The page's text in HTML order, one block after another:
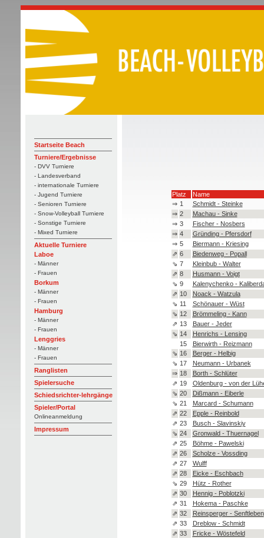
Startseite Beach
Turniere/Ergebnisse
- DVV Turniere
- Landesverband
- internationale Turniere
- Jugend Turniere
- Senioren Turniere
- Snow-Volleyball Turniere
- Sonstige Turniere
- Mixed Turniere
Aktuelle Turniere
Laboe
- Männer
- Frauen
Borkum
- Männer
- Frauen
Hamburg
- Männer
- Frauen
Lenggries
- Männer
- Frauen
Ranglisten
Spielersuche
Schiedsrichter-lehrgänge
Spieler/Portal
Onlineanmeldung
Impressum
Platz
Name
⇒ 1
Schmidt - Steinke
⇒ 2
Machau - Sinke
⇒ 3
Fischer - Nosbers
⇒ 4
Gründing - Pfersdorf
⇒ 5
Biermann - Kriesing
⇗ 6
Biedenweg - Popall
⇘ 7
Kleinbub - Walter
⇗ 8
Husmann - Voigt
⇘ 9
Kalenychenko -
⇗ 10
Noack - Watzula
⇘ 11
Schönauer - Wüst
⇘ 12
Brömmeling - Kann
⇗ 13
Bauer - Jeder
⇘ 14
Henrichs - Lensing
15
Bierwirth - Reizmann
⇘ 16
Berger - Helbig
⇘ 17
Neumann - Urbanek
⇒ 18
Borth - Schlüter
⇗ 19
Oldenburg - von der
⇘ 20
Dißmann - Eiberle
⇘ 21
Marcard - Schumann
⇗ 22
Epple - Reinbold
⇗ 23
Busch - Slavinskiy
⇘ 24
Gronwald - Thuernagel
⇗ 25
Böhme - Pawelski
⇗ 26
Scholze - Vossding
⇗ 27
Wulff
⇗ 28
Eicke - Eschbach
⇘ 29
Hütz - Rother
⇗ 30
Hennig - Poblotzki
⇗ 31
Hokema - Paschke
⇗ 32
Reinsperger - Senftleben
⇗ 33
Dreblow - Schmidt
⇗ 33
Fricke - Wöstefeld